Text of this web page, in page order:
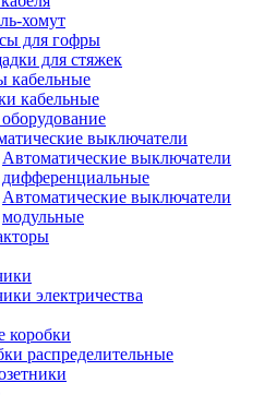
хомут
для гофры
для стяжек
кабельные
кабельные
выключатели
Автоматические выключатели
дифференциальные
Автоматические выключатели
модульные
электричества
распределительные